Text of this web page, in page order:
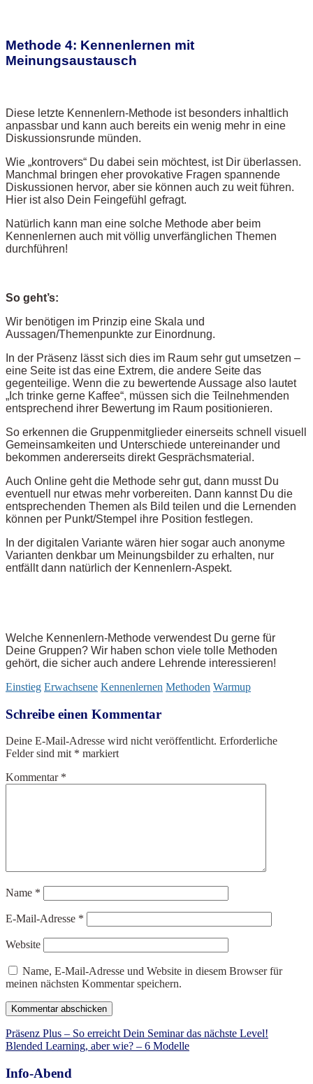
Methode 4: Kennenlernen mit
Meinungsaustausch
Diese letzte Kennenlern-Methode ist besonders inhaltlich
anpassbar und kann auch bereits ein wenig mehr in eine
Diskussionsrunde münden.
Wie „kontrovers“ Du dabei sein möchtest, ist Dir überlassen.
Manchmal bringen eher provokative Fragen spannende
Diskussionen hervor, aber sie können auch zu weit führen.
Hier ist also Dein Feingefühl gefragt.
Natürlich kann man eine solche Methode aber beim
Kennenlernen auch mit völlig unverfänglichen Themen
durchführen!
So geht’s:
Wir benötigen im Prinzip eine Skala und
Aussagen/Themenpunkte zur Einordnung.
In der Präsenz lässt sich dies im Raum sehr gut umsetzen –
eine Seite ist das eine Extrem, die andere Seite das
gegenteilige. Wenn die zu bewertende Aussage also lautet
„Ich trinke gerne Kaffee“, müssen sich die Teilnehmenden
entsprechend ihrer Bewertung im Raum positionieren.
So erkennen die Gruppenmitglieder einerseits schnell visuell
Gemeinsamkeiten und Unterschiede untereinander und
bekommen andererseits direkt Gesprächsmaterial.
Auch Online geht die Methode sehr gut, dann musst Du
eventuell nur etwas mehr vorbereiten. Dann kannst Du die
entsprechenden Themen als Bild teilen und die Lernenden
können per Punkt/Stempel ihre Position festlegen.
In der digitalen Variante wären hier sogar auch anonyme
Varianten denkbar um Meinungsbilder zu erhalten, nur
entfällt dann natürlich der Kennenlern-Aspekt.
Welche Kennenlern-Methode verwendest Du gerne für
Deine Gruppen? Wir haben schon viele tolle Methoden
gehört, die sicher auch andere Lehrende interessieren!
Einstieg Erwachsene Kennenlernen Methoden Warmup
Schreibe einen Kommentar
Deine E-Mail-Adresse wird nicht veröffentlicht. Erforderliche
Felder sind mit * markiert
Kommentar *
Name *
E-Mail-Adresse *
Website
Name, E-Mail-Adresse und Website in diesem Browser für
meinen nächsten Kommentar speichern.
Beitragsnavigation
Präsenz Plus – So erreicht Dein Seminar das nächste Level!
Blended Learning, aber wie? – 6 Modelle
Info-Abend